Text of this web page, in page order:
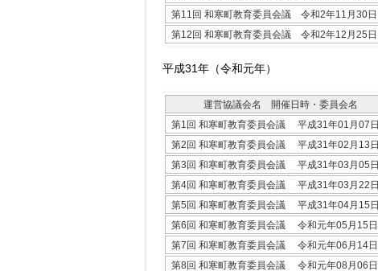
第11回 和寒町教育委員会議 令和2年11月30日
第12回 和寒町教育委員会議 令和2年12月25日
平成31年（令和元年）
運営協議会名 開催日時・委員会名
第1回 和寒町教育委員会議 平成31年01月07日
第2回 和寒町教育委員会議 平成31年02月13日
第3回 和寒町教育委員会議 平成31年03月05日
第4回 和寒町教育委員会議 平成31年03月22日
第5回 和寒町教育委員会議 平成31年04月15日
第6回 和寒町教育委員会議 令和元年05月15日
第7回 和寒町教育委員会議 令和元年06月14日
第8回 和寒町教育委員会議 令和元年08月06日